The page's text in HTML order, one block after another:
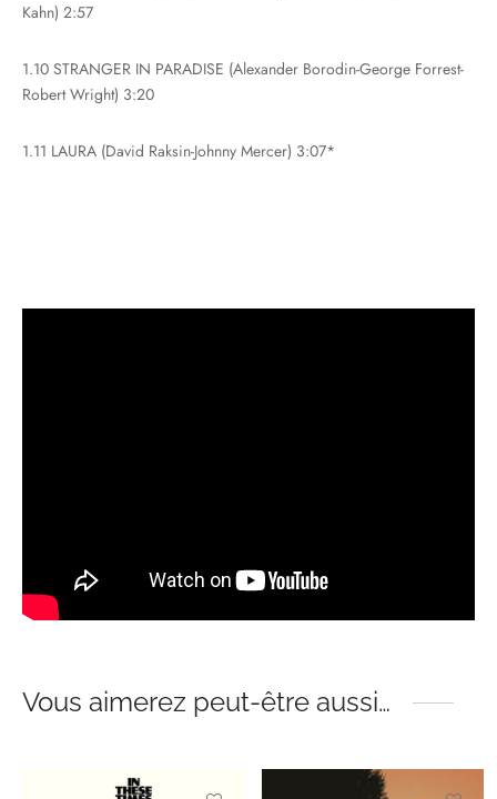
Kahn) 2:57
1.10 STRANGER IN PARADISE (Alexander Borodin-George Forrest-
Robert Wright) 3:20
1.11 LAURA (David Raksin-Johnny Mercer) 3:07*
Vous aimerez peut-être aussi…